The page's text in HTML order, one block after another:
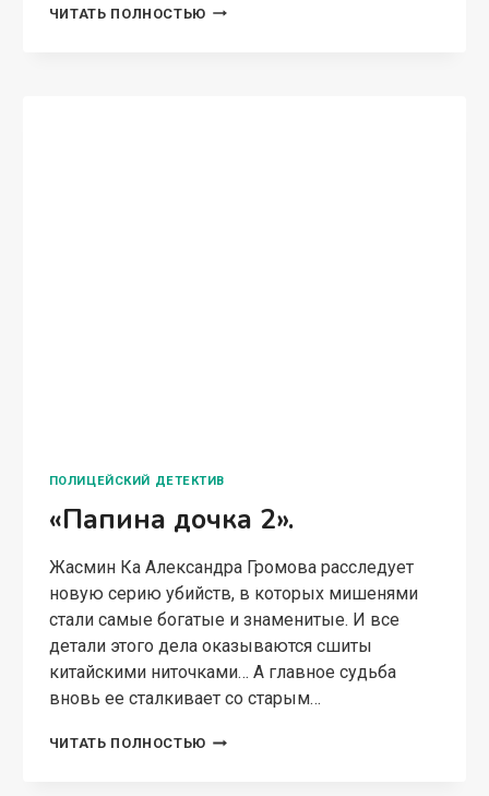
ЧИТАТЬ ПОЛНОСТЬЮ ФЕЯ
ПОЛИЦЕЙСКИЙ ДЕТЕКТИВ
«Папина дочка 2».
Жасмин Ка Александра Громова расследует
новую серию убийств, в которых мишенями
стали самые богатые и знаменитые. И все
детали этого дела оказываются сшиты
китайскими ниточками… А главное судьба
вновь ее сталкивает со старым…
ЧИТАТЬ ПОЛНОСТЬЮ «ПАПИНА